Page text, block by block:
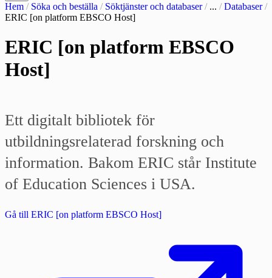
Hem / Söka och beställa / Söktjänster och databaser / ... /Databaser /
ERIC [on platform EBSCO Host]
ERIC [on platform EBSCO
Host]
Ett digitalt bibliotek för
utbildningsrelaterad forskning och
information. Bakom ERIC står Institute
of Education Sciences i USA.
Gå till ERIC [on platform EBSCO Host]